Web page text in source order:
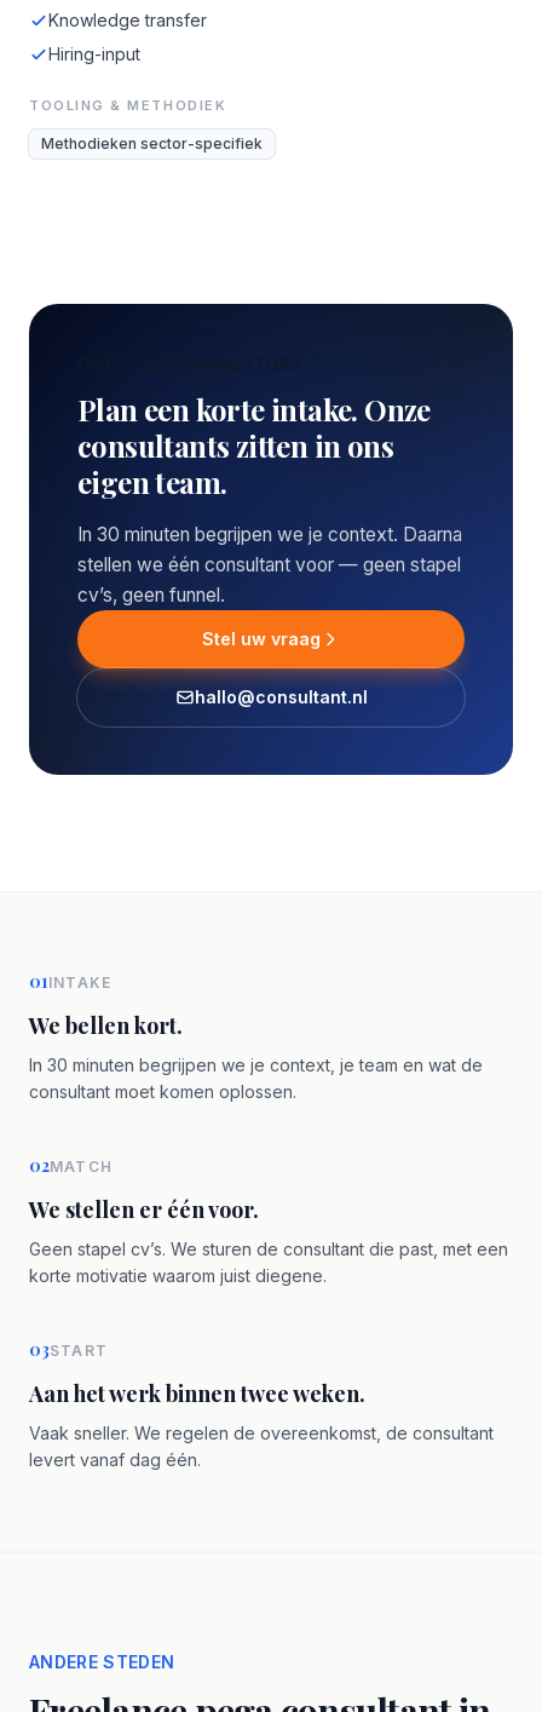
Knowledge transfer
Hiring-input
TOOLING & METHODIEK
Methodieken sector-specifiek
CONCREET VRAAGSTUK?
Plan een korte intake. Onze
consultants zitten in ons
eigen team.
In 30 minuten begrijpen we je context. Daarna
stellen we één consultant voor — geen stapel
cv’s, geen funnel.
Stel uw vraag
hallo@consultant.nl
01INTAKE
We bellen kort.
In 30 minuten begrijpen we je context, je team en wat de
consultant moet komen oplossen.
02MATCH
We stellen er één voor.
Geen stapel cv’s. We sturen de consultant die past, met een
korte motivatie waarom juist diegene.
03START
Aan het werk binnen twee weken.
Vaak sneller. We regelen de overeenkomst, de consultant
levert vanaf dag één.
ANDERE STEDEN